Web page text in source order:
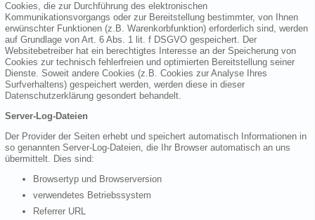
Cookies, die zur Durchführung des elektronischen
Kommunikationsvorgangs oder zur Bereitstellung bestimmter, von Ihnen
erwünschter Funktionen (z.B. Warenkorbfunktion) erforderlich sind, werden
auf Grundlage von Art. 6 Abs. 1 lit. f DSGVO gespeichert. Der
Websitebetreiber hat ein berechtigtes Interesse an der Speicherung von
Cookies zur technisch fehlerfreien und optimierten Bereitstellung seiner
Dienste. Soweit andere Cookies (z.B. Cookies zur Analyse Ihres
Surfverhaltens) gespeichert werden, werden diese in dieser
Datenschutzerklärung gesondert behandelt.
Server-Log-Dateien
Der Provider der Seiten erhebt und speichert automatisch Informationen in
so genannten Server-Log-Dateien, die Ihr Browser automatisch an uns
übermittelt. Dies sind:
Browsertyp und Browserversion
verwendetes Betriebssystem
Referrer URL